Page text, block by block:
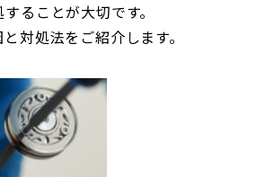
ることが大切です。
対処法をご紹介します。